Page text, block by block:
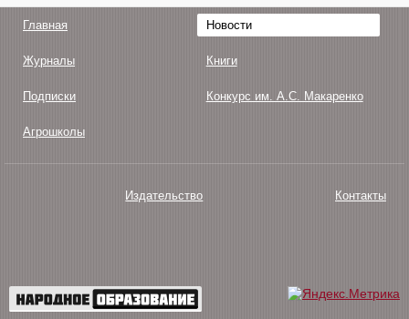
Главная Новости
Журналы Книги
Подписки Конкурс им. А.С. Макаренко
Агрошколы
Издательство Контакты